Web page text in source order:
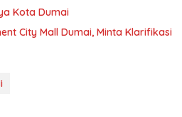
Kota Dumai
City Mall Dumai, Minta Klarifikasi